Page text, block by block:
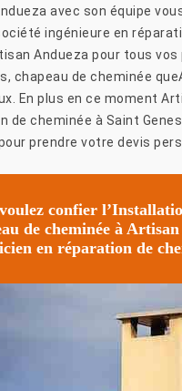
avec son équipe
ingénieure en
Andueza pour tous
chapeau de cheminée
En plus en ce moment
de cheminée à Saint
prendre votre devis
confier
de cheminée à
en réparation de